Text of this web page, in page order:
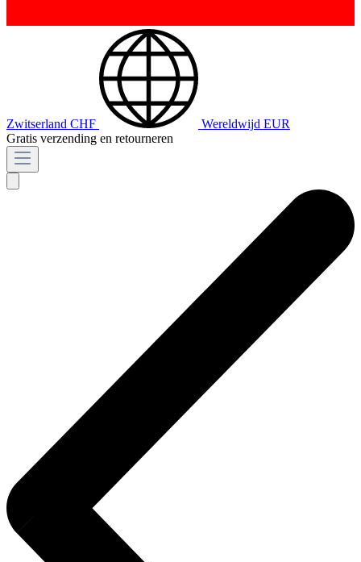
Zwitserland CHF Wereldwijd EUR
Gratis verzending en retourneren